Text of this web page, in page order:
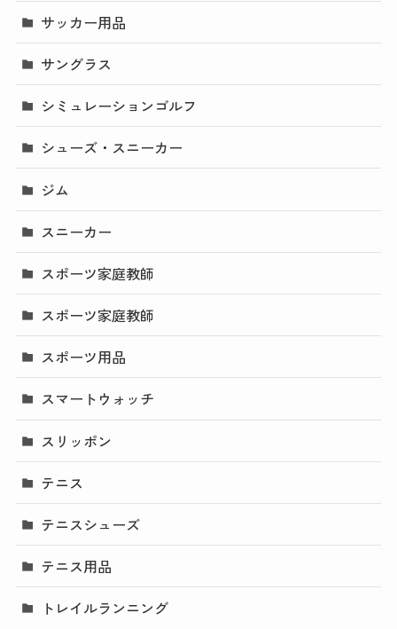
サッカー用品
サングラス
シミュレーションゴルフ
シューズ・スニーカー
ジム
スニーカー
スポーツ家庭教師
スポーツ家庭教師
スポーツ用品
スマートウォッチ
スリッポン
テニス
テニスシューズ
テニス用品
トレイルランニング